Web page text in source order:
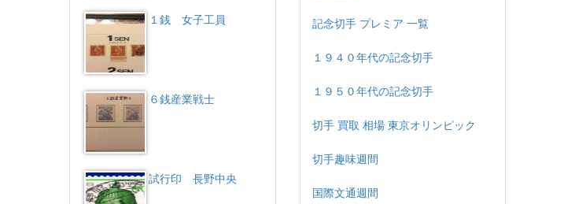
１銭 女子工員
６銭産業戦士
試行印 長野中央
記念切手 プレミア 一覧
１９４０年代の記念切手
１９５０年代の記念切手
切手 買取 相場 東京オリンピック
切手趣味週間
国際文通週間